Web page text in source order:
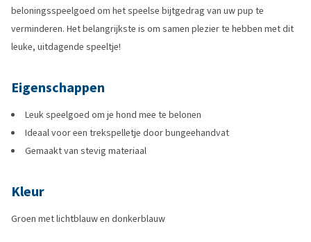
beloningsspeelgoed om het speelse bijtgedrag van uw pup te
verminderen. Het belangrijkste is om samen plezier te hebben met dit
leuke, uitdagende speeltje!
Eigenschappen
Leuk speelgoed om je hond mee te belonen
Ideaal voor een trekspelletje door bungeehandvat
Gemaakt van stevig materiaal
Kleur
Groen met lichtblauw en donkerblauw